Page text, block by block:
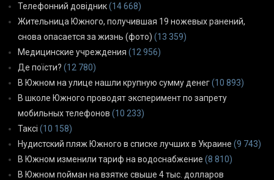
Телефонний довідник(14 668)
Жительница Южного, получившая 19 ножевых ранений,
снова опасается за жизнь (фото) (13 359)
Медицинские учреждения (12 956)
Де поїсти? (12 780)
В Южном на улице нашли крупную сумму денег(10 893)
В школе Южного проводят эксперимент по запрету
мобильных телефонов (10 233)
Таксі (10 158)
Нудистский пляж Южного в списке лучших в Украине (9 743)
В Южном изменили тариф на водоснабжение (8 810)
В Южном пойман на взятке свыше 4 тыс. долларов